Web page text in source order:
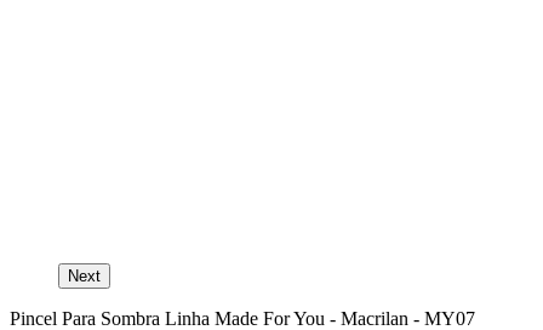
Next
Pincel Para Sombra Linha Made For You - Macrilan - MY07